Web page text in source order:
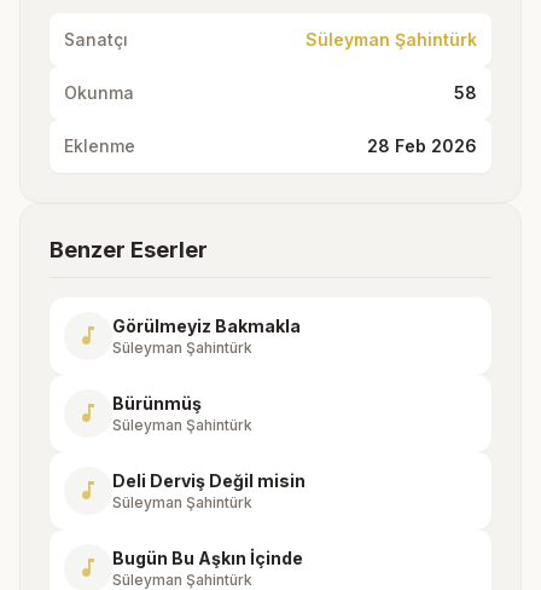
Sanatçı Süleyman Şahintürk
Okunma 58
Eklenme 28 Feb 2026
Benzer Eserler
music_note Görülmeyiz Bakmakla
Süleyman Şahintürk
music_note Bürünmüş
Süleyman Şahintürk
music_note Deli Derviş Değil misin
Süleyman Şahintürk
music_note Bugün Bu Aşkın İçinde
Süleyman Şahintürk